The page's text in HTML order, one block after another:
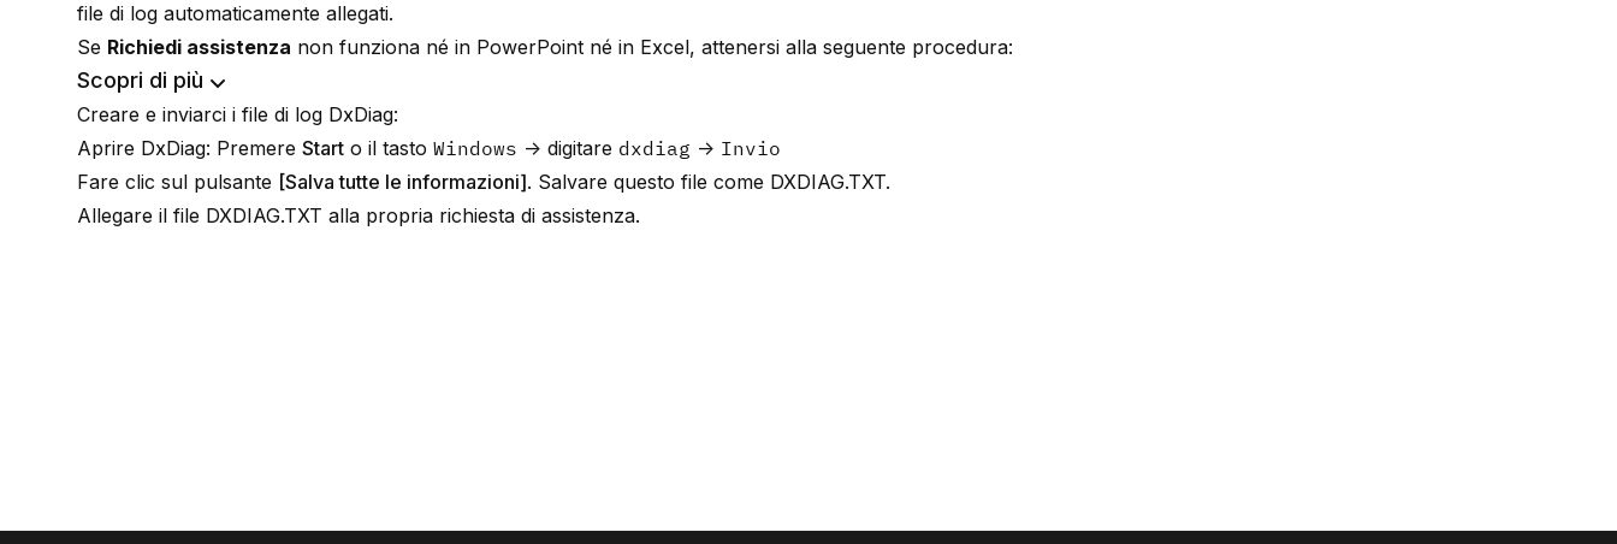
file di log automaticamente allegati.
Se Richiedi assistenza non funziona né in PowerPoint né in Excel, attenersi alla seguente procedura:
Scopri di più
Creare e inviarci i file di log DxDiag:
Aprire DxDiag: Premere Start o il tasto Windows → digitare dxdiag → Invio
Fare clic sul pulsante [Salva tutte le informazioni]. Salvare questo file come DXDIAG.TXT.
Allegare il file DXDIAG.TXT alla propria richiesta di assistenza.